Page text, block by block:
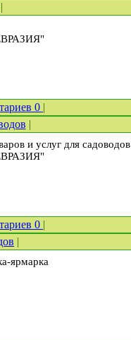
|
0 |
|
и услуг для садоводов
0 |
|
ярмарка